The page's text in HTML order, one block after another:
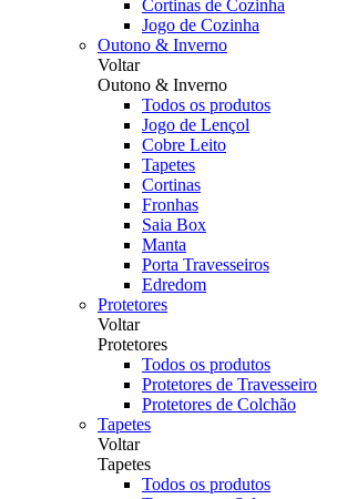
Cortinas de Cozinha
Jogo de Cozinha
Outono & Inverno
Voltar
Outono & Inverno
Todos os produtos
Jogo de Lençol
Cobre Leito
Tapetes
Cortinas
Fronhas
Saia Box
Manta
Porta Travesseiros
Edredom
Protetores
Voltar
Protetores
Todos os produtos
Protetores de Travesseiro
Protetores de Colchão
Tapetes
Voltar
Tapetes
Todos os produtos